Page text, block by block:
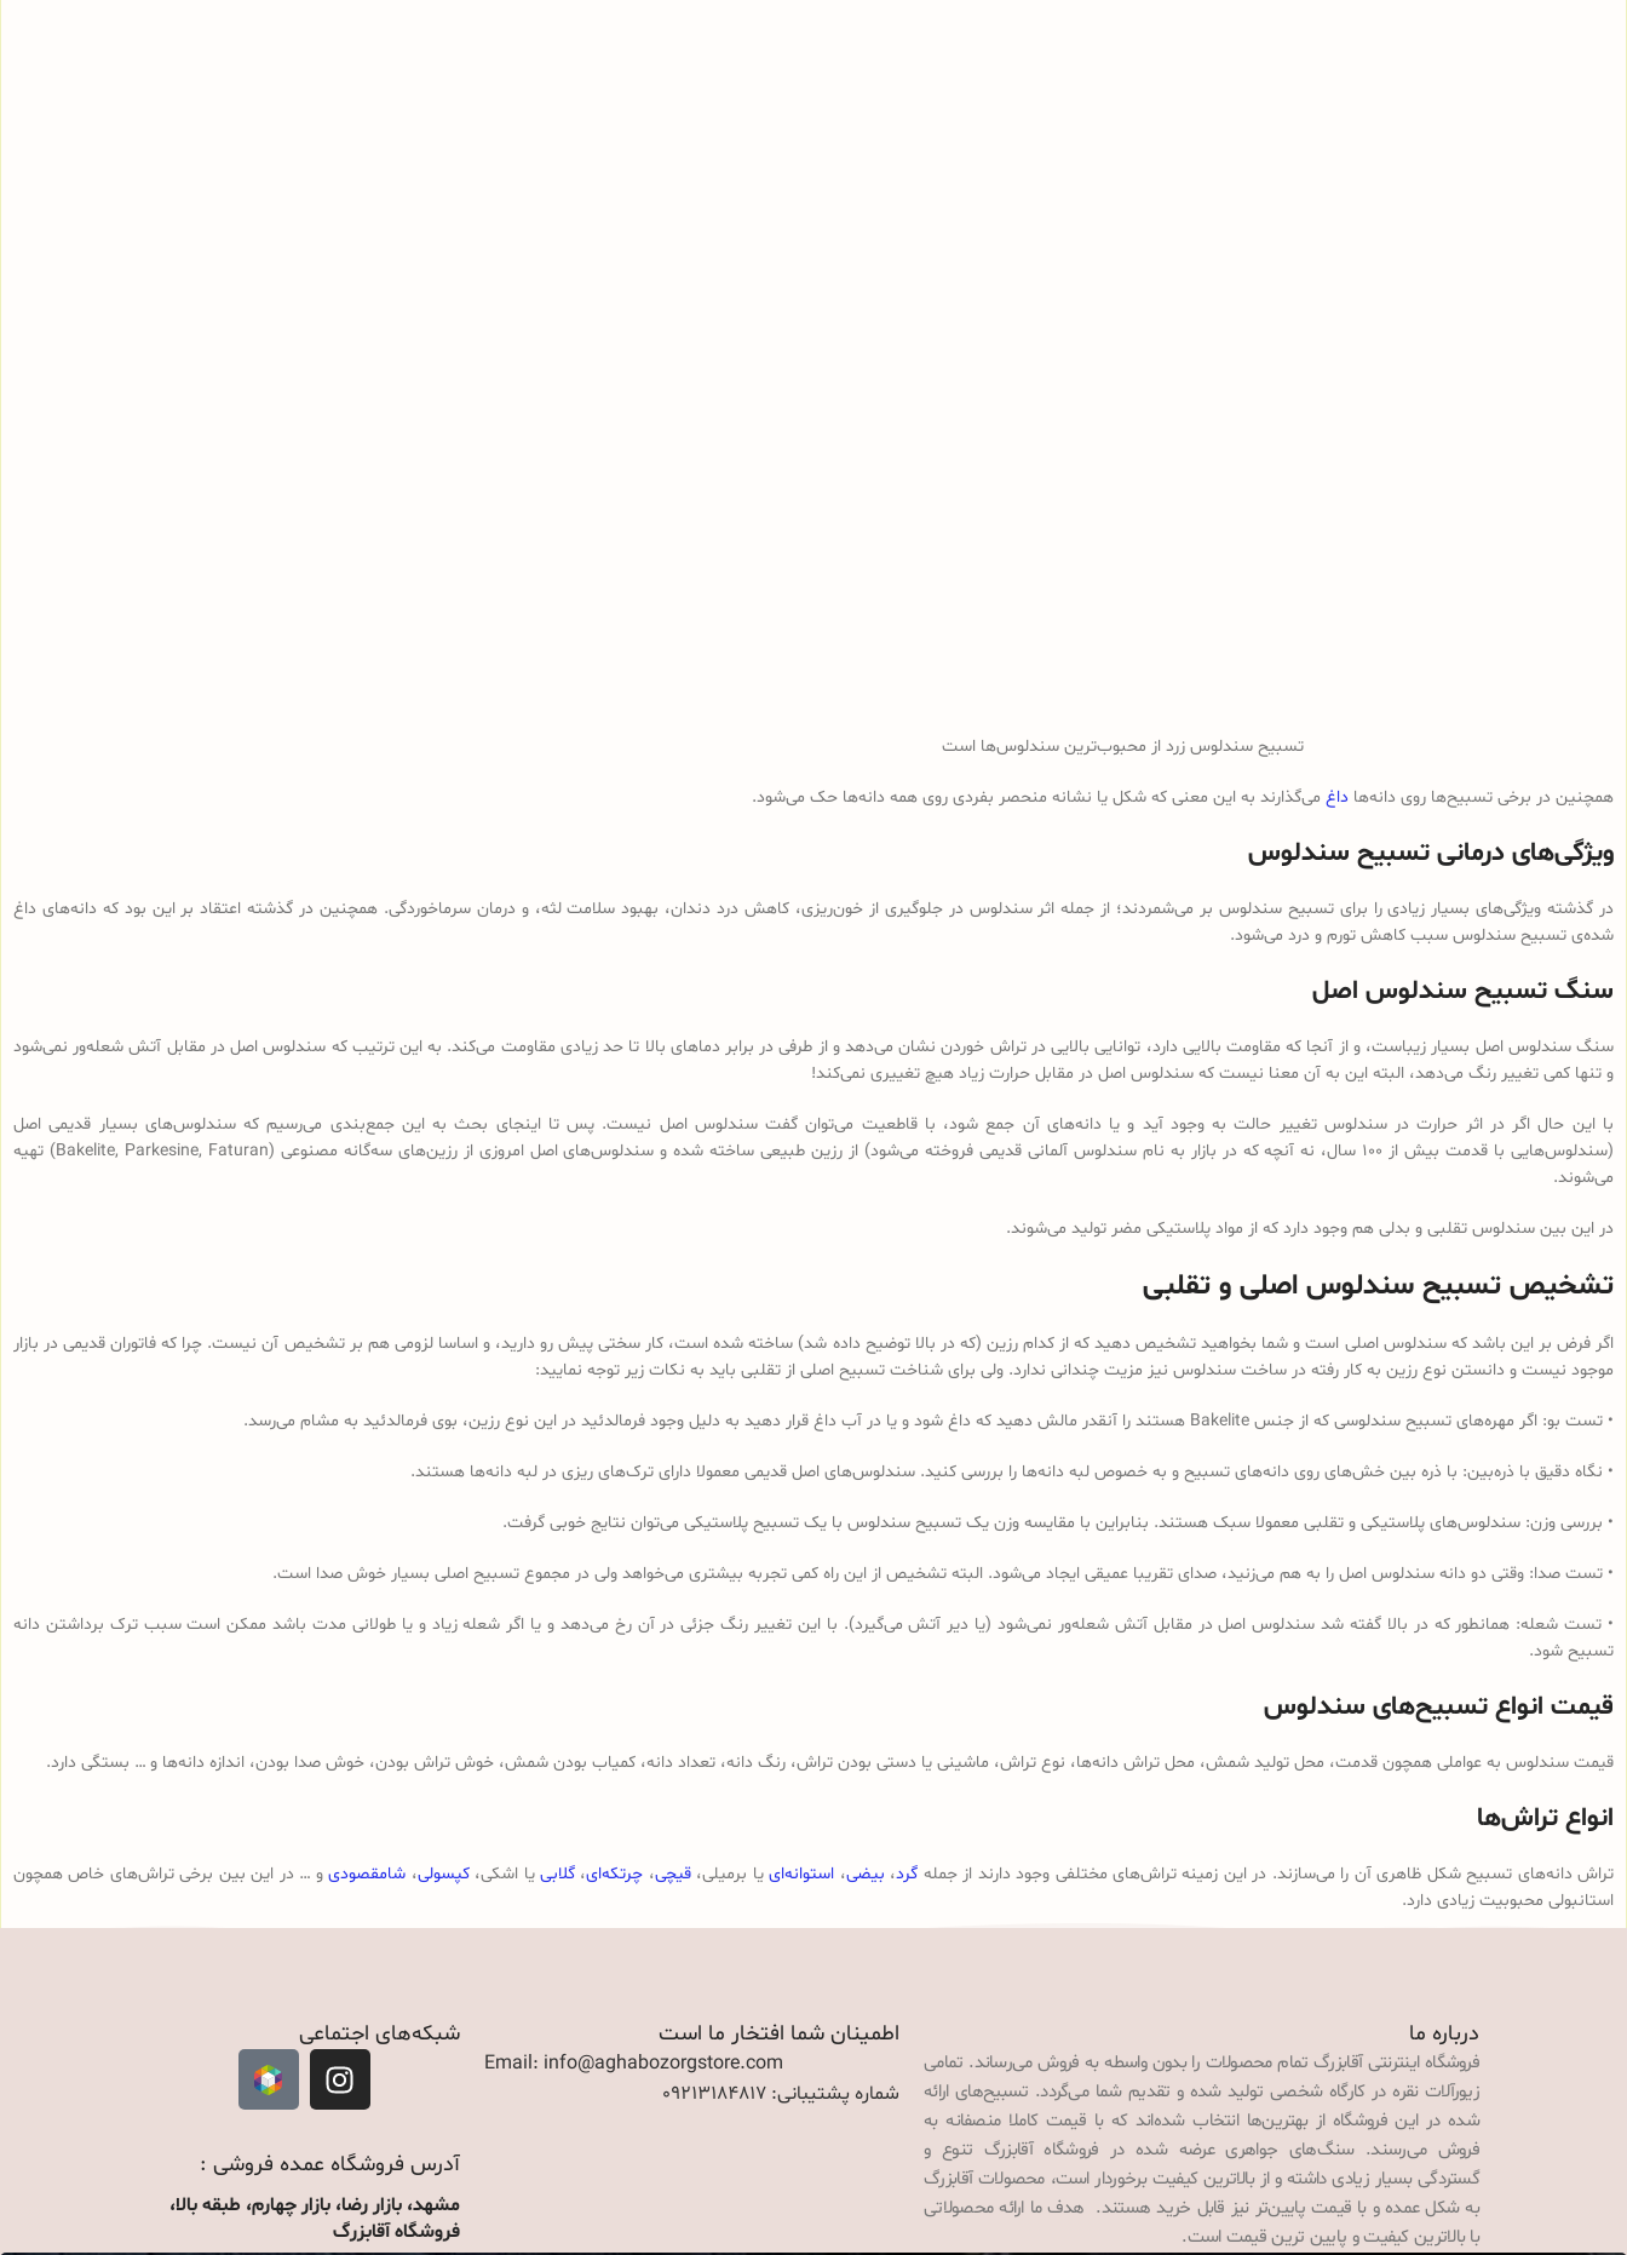
تسبیح سندلوس زرد از محبوب‌ترین سندلوس‌ها است
همچنین در برخی تسبیح‌ها روی دانه‌ها داغ می‌گذارند به این معنی که شکل یا نشانه منحصر بفردی روی همه دانه‌ها حک می‌شود.
ویژگی‌های درمانی تسبیح سندلوس
در گذشته ویژگی‌های بسیار زیادی را برای تسبیح سندلوس بر می‌شمردند؛ از جمله اثر سندلوس در جلوگیری از خون‌ریزی، کاهش درد دندان، بهبود سلامت لثه، و درمان سرماخوردگی. همچنین در گذشته اعتقاد بر این بود که دانه‌های داغ
شده‌ی تسبیح سندلوس سبب کاهش تورم و درد می‌شود.
سنگ تسبیح سندلوس اصل
سنگ سندلوس اصل بسیار زیباست، و از آنجا که مقاومت بالایی دارد، توانایی بالایی در تراش خوردن نشان می‌دهد و از طرفی در برابر دماهای بالا تا حد زیادی مقاومت می‌کند. به این ترتیب که سندلوس اصل در مقابل آتش شعله‌ور نمی‌شود
و تنها کمی تغییر رنگ می‌دهد، البته این به آن معنا نیست که سندلوس اصل در مقابل حرارت زیاد هیچ تغییری نمی‌کند!
با این حال اگر در اثر حرارت در سندلوس تغییر حالت به وجود آید و یا دانه‌های آن جمع شود، با قاطعیت می‌توان گفت سندلوس اصل نیست. پس تا اینجای بحث به این جمع‌بندی می‌رسیم که سندلوس‌های بسیار قدیمی اصل
(سندلوس‌هایی با قدمت بیش از 100 سال، نه آنچه که در بازار به نام سندلوس آلمانی قدیمی فروخته می‌شود) از رزین طبیعی ساخته شده و سندلوس‌‌های اصل امروزی از رزین‌های سه‌گانه مصنوعی (Bakelite, Parkesine, Faturan) تهیه
می‌شوند.
در این بین سندلوس تقلبی و بدلی هم وجود دارد که از مواد پلاستیکی مضر تولید می‌شوند.
تشخیص تسبیح سندلوس اصلی و تقلبی
اگر فرض بر این باشد که سندلوس اصلی است و شما بخواهید تشخیص دهید که از کدام رزین (که در بالا توضیح داده شد) ساخته شده است، کار سختی پیش رو دارید، و اساسا لزومی هم بر تشخیص آن نیست. چرا که فاتوران قدیمی در بازار
موجود نیست و دانستن نوع رزین به کار رفته در ساخت سندلوس نیز مزیت چندانی ندارد. ولی برای شناخت تسبیح اصلی از تقلبی باید به نکات زیر توجه نمایید:
• تست بو: اگر مهره‌های تسبیح‌ سندلوسی که از جنس Bakelite هستند را آنقدر مالش دهید که داغ شود و یا در آب داغ قرار دهید به دلیل وجود فرمالدئید در این نوع رزین، بوی فرمالدئید به مشام می‌رسد.
• نگاه دقیق با ذره‌بین: با ذره بین خش‌های روی دانه‌های تسبیح و به خصوص لبه دانه‌ها را بررسی کنید. سندلوس‌های اصل قدیمی معمولا دارای ترک‌های ریزی در لبه دانه‌ها هستند.
• بررسی وزن: سندلوس‌های پلاستیکی و تقلبی معمولا سبک هستند. بنابراین با مقایسه وزن یک تسبیح سندلوس با یک تسبیح پلاستیکی می‌توان نتایج خوبی گرفت.
• تست صدا: وقتی دو دانه سندلوس اصل را به هم می‌زنید، صدای تقریبا عمیقی ایجاد می‌شود. البته تشخیص از این راه کمی تجربه بیشتری می‌خواهد ولی در مجموع تسبیح اصلی بسیار خوش صدا است.
• تست شعله: همانطور که در بالا گفته شد سندلوس اصل در مقابل آتش شعله‌ور نمی‌شود (یا دیر آتش می‌گیرد). با این تغییر رنگ جزئی در آن رخ می‌دهد و یا اگر شعله زیاد و یا طولانی مدت باشد ممکن است سبب ترک برداشتن دانه
تسبیح شود.
قیمت انواع تسبیح‌های سندلوس
قیمت سندلوس به عواملی همچون قدمت، محل تولید شمش، محل تراش دانه‌ها، نوع تراش، ماشینی یا دستی بودن تراش، رنگ دانه، تعداد دانه، کمیاب بودن شمش، خوش تراش بودن، خوش صدا بودن، اندازه دانه‌ها و … بستگی دارد.
انواع تراش‌ها
تراش دانه‌های تسبیح شکل ظاهری آن را می‌سازند. در این زمینه تراش‌های مختلفی وجود دارند از جمله گرد، بیضی، استوانه‌اییا برمیلی،قیچی، چرتکه‌ای، گلابی یا اشکی،کپسولی، شامقصودیو … در این بین برخی تراش‌های خاص همچون
استانبولی محبوبیت زیادی دارد.
درباره ما
فروشگاه اینترنتی آقابزرگ تمام محصولات را بدون واسطه به فروش می‌رساند. تمامی
زیورآلات نقره در کارگاه شخصی تولید شده و تقدیم شما می‌گردد. تسبیح‌های ارائه
شده در این فروشگاه از بهترین‌ها انتخاب شده‌اند که با قیمت کاملا منصفانه به
فروش می‌رسند. سنگ‌های جواهری عرضه شده در فروشگاه آقابزرگ تنوع و
گستردگی بسیار زیادی داشته و از بالاترین کیفیت برخوردار است، محصولات آقابزرگ
به شکل عمده و با قیمت پایین‌تر نیز قابل خرید هستند. هدف ما ارائه محصولاتی
با بالاترین کیفیت و پایین ترین قیمت است.
اطمینان شما افتخار ما است
Email: info@aghabozorgstore.com
شماره پشتیبانی: 09213184817
شبکه‌های اجتماعی
آدرس فروشگاه عمده فروشی :
مشهد، بازار رضا، بازار چهارم، طبقه بالا،
فروشگاه آقابزرگ